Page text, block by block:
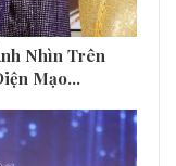
Nhìn Trên
Mạo…